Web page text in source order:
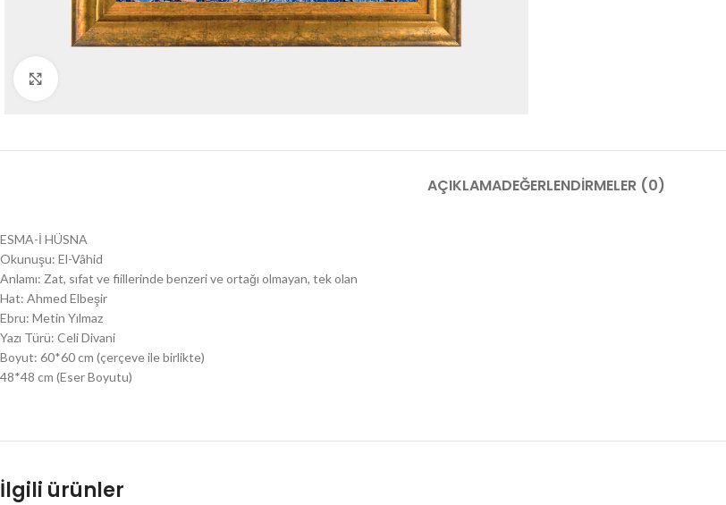
AÇIKLAMADEĞERLENDIRMELER (0)
ESMA-İ HÜSNA
Okunuşu: El-Vâhid
Anlamı: Zat, sıfat ve fiillerinde benzeri ve ortağı olmayan, tek olan
Hat: Ahmed Elbeşir
Ebru: Metin Yılmaz
Yazı Türü: Celi Divani
Boyut: 60*60 cm (çerçeve ile birlikte)
48*48 cm (Eser Boyutu)
İlgili ürünler